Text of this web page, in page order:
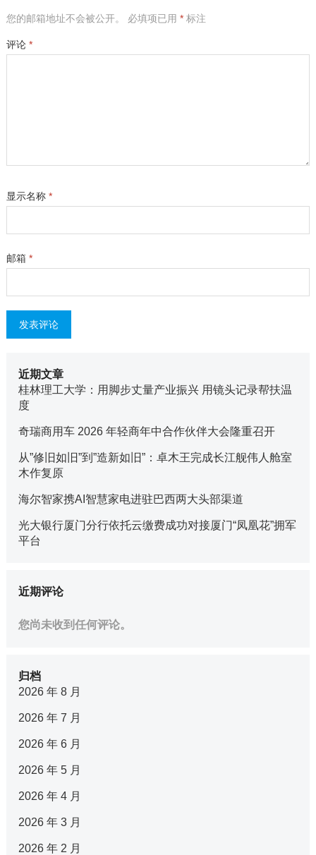
您的邮箱地址不会被公开。 必填项已用 *标注
评论 *
显示名称 *
邮箱 *
近期文章
桂林理工大学：用脚步丈量产业振兴 用镜头记录帮扶温
度
奇瑞商用车 2026 年轻商年中合作伙伴大会隆重召开
从”修旧如旧”到”造新如旧”：卓木王完成长江舰伟人舱室
木作复原
海尔智家携AI智慧家电进驻巴西两大头部渠道
光大银行厦门分行依托云缴费成功对接厦门“凤凰花”拥军
平台
近期评论
您尚未收到任何评论。
归档
2026 年 8 月
2026 年 7 月
2026 年 6 月
2026 年 5 月
2026 年 4 月
2026 年 3 月
2026 年 2 月